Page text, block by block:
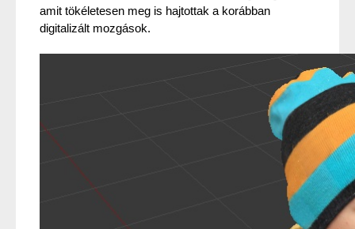
amit tökéletesen meg is hajtottak a korábban
digitalizált mozgások.